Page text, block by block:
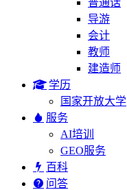
普通话
导游
会计
教师
建造师
学历
国家开放大学
服务
AI培训
GEO服务
百科
问答